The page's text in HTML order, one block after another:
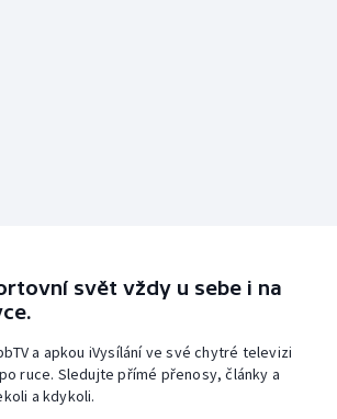
svět vždy u sebe i na
a apkou iVysílání ve své chytré televizi
ruce. Sledujte přímé přenosy, články a
a kdykoli.